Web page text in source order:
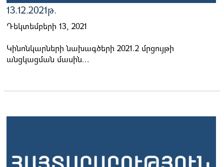
13.12.2021թ.
Դեկտեմբերի 13, 2021
Կինոնկարների նախագծերի 2021.2 մրցույթի
անցկացման մասին...